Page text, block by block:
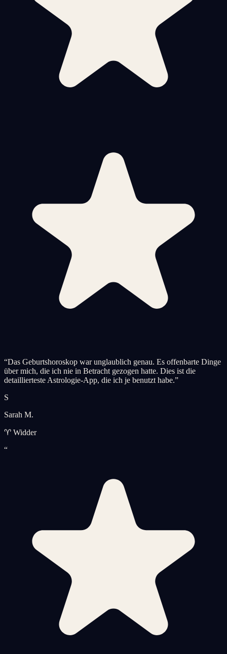
“Das Geburtshoroskop war unglaublich genau. Es offenbarte Dinge
über mich, die ich nie in Betracht gezogen hatte. Dies ist die
detaillierteste Astrologie-App, die ich je benutzt habe.”
S
Sarah M.
♈ Widder
“